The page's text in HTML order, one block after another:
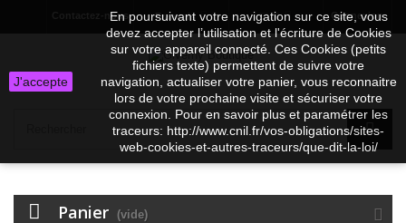
Connexion
EUR
Français
Contactez-nous
Panier (vide)
J'accepte
En poursuivant votre navigation sur ce site, vous
devez accepter l’utilisation et l'écriture de Cookies
sur votre appareil connecté. Ces Cookies (petits
fichiers texte) permettent de suivre votre
navigation, actualiser votre panier, vous reconnaitre
lors de votre prochaine visite et sécuriser votre
connexion. Pour en savoir plus et paramétrer les
traceurs: http://www.cnil.fr/vos-obligations/sites-
web-cookies-et-autres-traceurs/que-dit-la-loi/